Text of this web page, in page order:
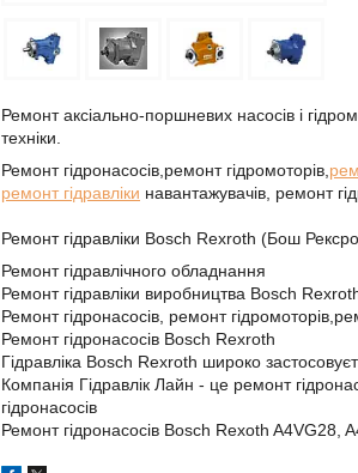
Ремонт аксіально-поршневих насосів і
техніки.
Ремонт гідронасосів,ремонт гідромоторів,
ремонт гідравліки навантажувачів, ремонт
Ремонт гідравліки Bosch Rexroth (Бош
Ремонт гідравлічного обладнання
Ремонт гідравліки виробництва Bosch
Ремонт гідронасосів, ремонт
Ремонт гідронасосів Bosch Rexroth
Гідравліка Bosch Rexroth широко
Компанія Гідравлік Лайн - це ремонт
гідронасосів
Ремонт гідронасосів Bosch Rexoth